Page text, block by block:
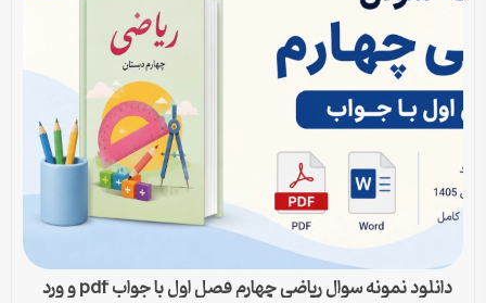
دانلود نمونه سوال ریاضی چهارم فصل اول با جواب pdf و ورد